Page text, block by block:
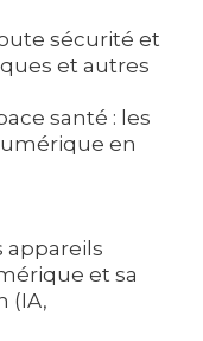
sécurité et
et autres
santé : les
en
appareils
et sa
(IA,